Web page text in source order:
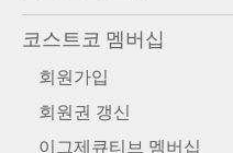
코스트코 멤버십
회원가입
회원권 갱신
이그제큐티브 멤버십